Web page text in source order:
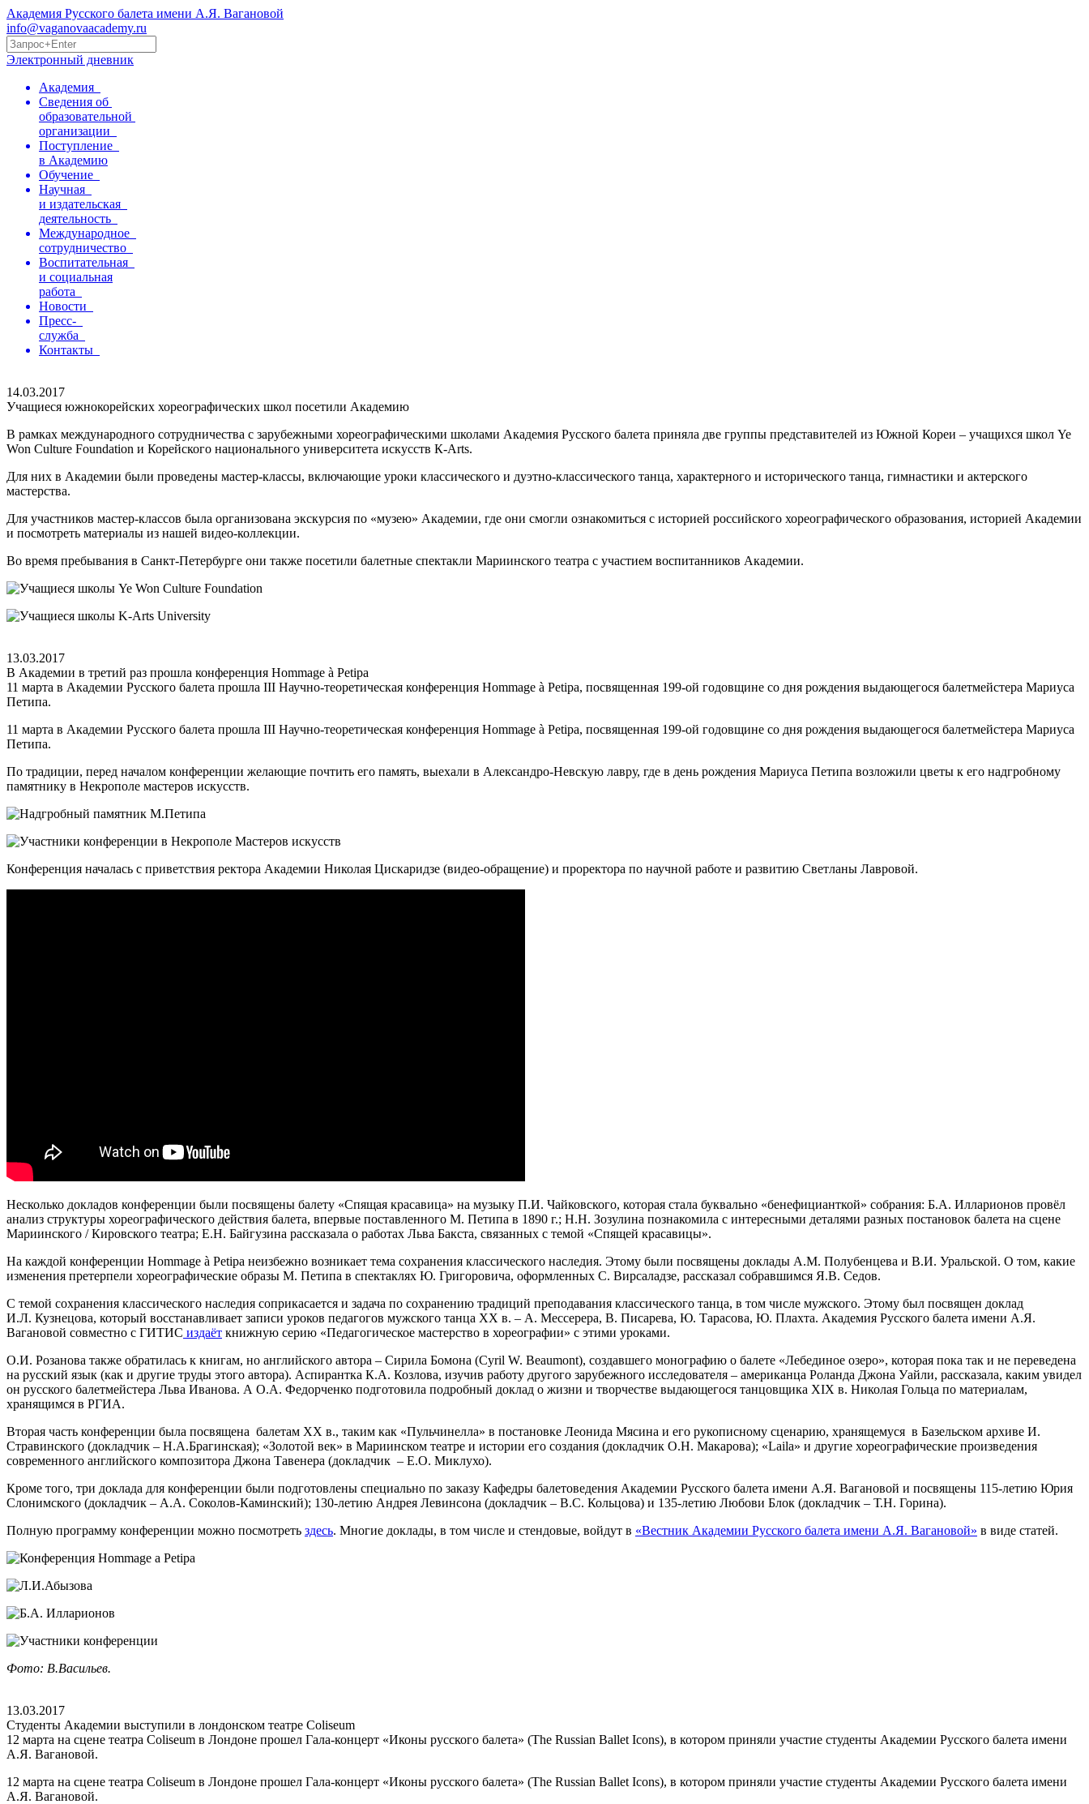
Академия Русского балета имени А.Я. Вагановой
info@vaganovaacademy.ru
Электронный дневник
Академия
Сведения об
образовательной
организации
Поступление
в Академию
Обучение
Научная
и издательская
деятельность
Международное
сотрудничество
Воспитательная
и социальная
работа
Новости
Пресс-
служба
Контакты
14.03.2017
Учащиеся южнокорейских хореографических школ посетили Академию
В рамках международного сотрудничества с зарубежными хореографическими школами Академия Русского балета приняла две группы представителей из Южной Кореи – учащихся школ Ye
Won Culture Foundation и Корейского национального университета искусств К-Аrts.
Для них в Академии были проведены мастер-классы, включающие уроки классического и дуэтно-классического танца, характерного и исторического танца, гимнастики и актерского
мастерства.
Для участников мастер-классов была организована экскурсия по «музею» Академии, где они смогли ознакомиться с историей российского хореографического образования, историей Академии
и посмотреть материалы из нашей видео-коллекции.
Во время пребывания в Санкт-Петербурге они также посетили балетные спектакли Мариинского театра с участием воспитанников Академии.
13.03.2017
В Академии в третий раз прошла конференция Hommage à Petipa
11 марта в Академии Русского балета прошла III Научно-теоретическая конференция Hommage à Petipa, посвященная 199-ой годовщине со дня рождения выдающегося балетмейстера Мариуса
Петипа.
11 марта в Академии Русского балета прошла III Научно-теоретическая конференция Hommage à Petipa, посвященная 199-ой годовщине со дня рождения выдающегося балетмейстера Мариуса
Петипа.
По традиции, перед началом конференции желающие почтить его память, выехали в Александро-Невскую лавру, где в день рождения Мариуса Петипа возложили цветы к его надгробному
памятнику в Некрополе мастеров искусств.
Конференция началась с приветствия ректора Академии Николая Цискаридзе (видео-обращение) и проректора по научной работе и развитию Светланы Лавровой.
Несколько докладов конференции были посвящены балету «Спящая красавица» на музыку П.И. Чайковского, которая стала буквально «бенефицианткой» собрания: Б.А. Илларионов провёл
анализ структуры хореографического действия балета, впервые поставленного М. Петипа в 1890 г.; Н.Н. Зозулина познакомила с интересными деталями разных постановок балета на сцене
Мариинского / Кировского театра; Е.Н. Байгузина рассказала о работах Льва Бакста, связанных с темой «Спящей красавицы».
На каждой конференции Hommage à Petipa неизбежно возникает тема сохранения классического наследия. Этому были посвящены доклады А.М. Полубенцева и В.И. Уральской. О том, какие
изменения претерпели хореографические образы М. Петипа в спектаклях Ю. Григоровича, оформленных С. Вирсаладзе, рассказал собравшимся Я.В. Седов.
С темой сохранения классического наследия соприкасается и задача по сохранению традиций преподавания классического танца, в том числе мужского. Этому был посвящен доклад
И.Л. Кузнецова, который восстанавливает записи уроков педагогов мужского танца XX в. – А. Мессерера, В. Писарева, Ю. Тарасова, Ю. Плахта. Академия Русского балета имени А.Я.
Вагановой совместно с ГИТИС издаёт книжную серию «Педагогическое мастерство в хореографии» с этими уроками.
О.И. Розанова также обратилась к книгам, но английского автора – Сирила Бомона (Cyril W. Beaumont), создавшего монографию о балете «Лебединое озеро», которая пока так и не переведена
на русский язык (как и другие труды этого автора). Аспирантка К.А. Козлова, изучив работу другого зарубежного исследователя – американца Роланда Джона Уайли, рассказала, каким увидел
он русского балетмейстера Льва Иванова. А О.А. Федорченко подготовила подробный доклад о жизни и творчестве выдающегося танцовщика XIX в. Николая Гольца по материалам,
хранящимся в РГИА.
Вторая часть конференции была посвящена балетам XX в., таким как «Пульчинелла» в постановке Леонида Мясина и его рукописному сценарию, хранящемуся в Базельском архиве И.
Стравинского (докладчик – Н.А.Брагинская); «Золотой век» в Мариинском театре и истории его создания (докладчик О.Н. Макарова); «Laila» и другие хореографические произведения
современного английского композитора Джона Тавенера (докладчик – Е.О. Миклухо).
Кроме того, три доклада для конференции были подготовлены специально по заказу Кафедры балетоведения Академии Русского балета имени А.Я. Вагановой и посвящены 115-летию Юрия
Слонимского (докладчик – А.А. Соколов-Каминский); 130-летию Андрея Левинсона (докладчик – В.С. Кольцова) и 135-летию Любови Блок (докладчик – Т.Н. Горина).
Полную программу конференции можно посмотреть здесь. Многие доклады, в том числе и стендовые, войдут в «Вестник Академии Русского балета имени А.Я. Вагановой» в виде статей.
Фото: В.Васильев.
13.03.2017
Студенты Академии выступили в лондонском театре Coliseum
12 марта на сцене театра Coliseum в Лондоне прошел Гала-концерт «Иконы русского балета» (The Russian Ballet Icons), в котором приняли участие студенты Академии Русского балета имени
А.Я. Вагановой.
12 марта на сцене театра Coliseum в Лондоне прошел Гала-концерт «Иконы русского балета» (The Russian Ballet Icons), в котором приняли участие студенты Академии Русского балета имени
А.Я. Вагановой.